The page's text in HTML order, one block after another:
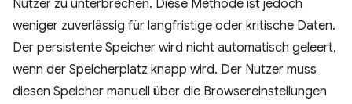
Nutzer zu unterbrechen. Diese Methode ist jedoch
weniger zuverlässig für langfristige oder kritische Daten.
Der persistente Speicher wird nicht automatisch geleert,
wenn der Speicherplatz knapp wird. Der Nutzer muss
diesen Speicher manuell über die Browsereinstellungen